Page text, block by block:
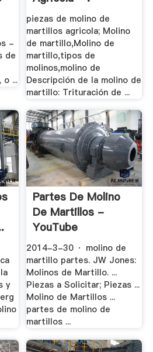
-
de
...
piezas de molino de
martillos agricola; Molino
de martillo,Molino de
martillo,tipos de
molinos,molino de
Descripción de la molino de
martillo: Trituración de ...
y
Partes De Molino
De Martillos -
YouTube
2014-3-30 · molino de
martillo partes. JW Jones:
Molinos de Martillo. ...
Piezas a Solicitar; Piezas ...
Molino de Martillos ...
partes de molino de
martillos ...